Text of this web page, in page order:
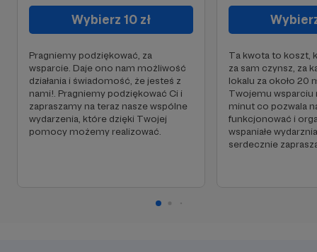
Wybierz 10 zł
Pragniemy podziękować, za
wsparcie. Daje ono nam możliwość
działania i świadomość, że jesteś z
nami!. Pragniemy podziękować Ci i
zapraszamy na teraz nasze wspólne
wydarzenia, które dzięki Twojej
pomocy możemy realizować.
Ta kwota to koszt,
za sam czynsz, za
lokalu za około 20
Twojemu
minut co pozwala
funkcjonować i
wspaniałe
serdecznie